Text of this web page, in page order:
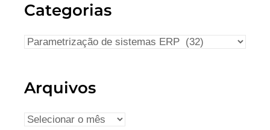
Categorias
Arquivos